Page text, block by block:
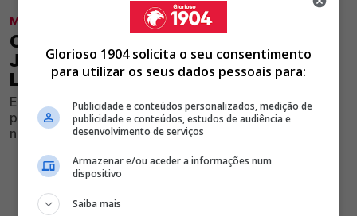
MODALIDADES
OFICIAL! BENFICA FECHA MELHOR
JOGADOR DO 4.º CLASSIFICADO DA
LIGA ATÉ 2030
Encarnados anunciaram mais uma cara nova para a
próxima temporada e as primeiras palavras do jogador
não passaram despercebidas
Glorioso 1904 solicita o seu consentimento
para utilizar os seus dados pessoais para:
Publicidade e conteúdos personalizados, medição de
publicidade e conteúdos, estudos de audiência e
desenvolvimento de serviços
Armazenar e/ou aceder a informações num
dispositivo
Saiba mais